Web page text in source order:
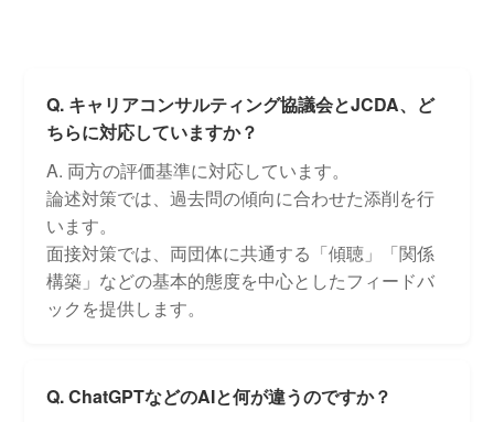
Q. キャリアコンサルティング協議会とJCDA、ど
ちらに対応していますか？
A. 両方の評価基準に対応しています。
論述対策では、過去問の傾向に合わせた添削を行
います。
面接対策では、両団体に共通する「傾聴」「関係
構築」などの基本的態度を中心としたフィードバ
ックを提供します。
Q. ChatGPTなどのAIと何が違うのですか？